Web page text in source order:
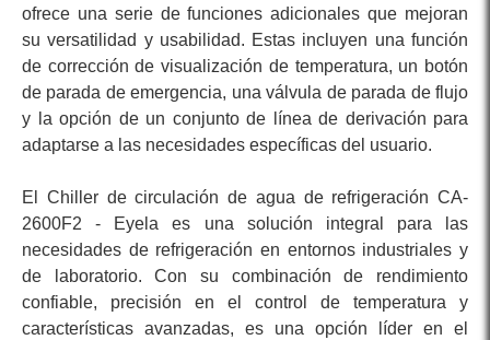
ofrece una serie de funciones adicionales que mejoran
su versatilidad y usabilidad. Estas incluyen una función
de corrección de visualización de temperatura, un botón
de parada de emergencia, una válvula de parada de flujo
y la opción de un conjunto de línea de derivación para
adaptarse a las necesidades específicas del usuario.
El Chiller de circulación de agua de refrigeración CA-
2600F2 - Eyela es una solución integral para las
necesidades de refrigeración en entornos industriales y
de laboratorio. Con su combinación de rendimiento
confiable, precisión en el control de temperatura y
características avanzadas, es una opción líder en el